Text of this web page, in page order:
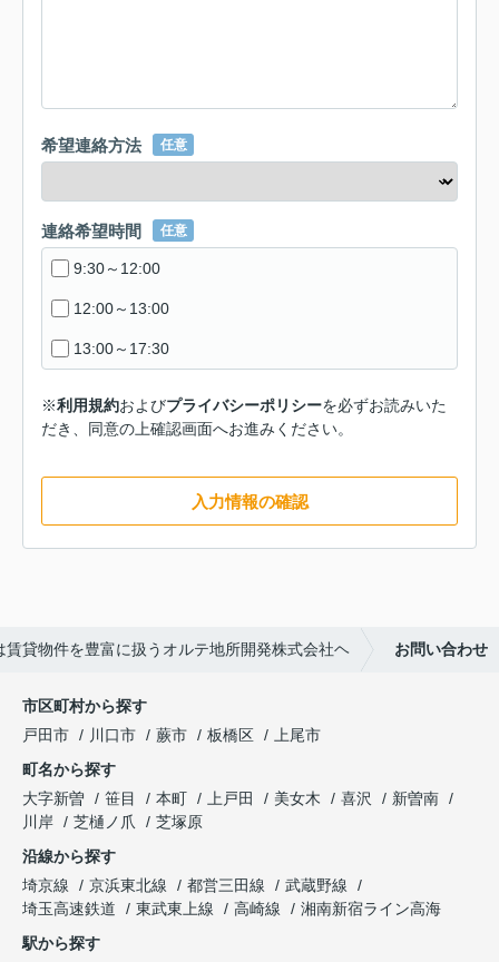
希望連絡方法 任意
連絡希望時間 任意
9:30～12:00
12:00～13:00
13:00～17:30
※利用規約およびプライバシーポリシーを必ずお読みいた
だき、同意の上確認画面へお進みください。
入力情報の確認
貸物件を豊富に扱うオルテ地所開発株式会社ヘ お問い合わせ
市区町村から探す
戸田市
川口市 蕨市 板橋区
上尾市
町名から探す
大字新曽
笹目 本町 上戸田 美女木 喜沢
新曽南
川岸
芝樋ノ爪
芝塚原
沿線から探す
埼京線
京浜東北線 都営三田線
武蔵野線
埼玉高速鉄道
東武東上線 高崎線
湘南新宿ライン高海
駅から探す